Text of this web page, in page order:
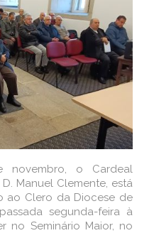
novembro, o Cardeal
Manuel Clemente, está
ao Clero da Diocese de
segunda-feira à
no Seminário Maior, no